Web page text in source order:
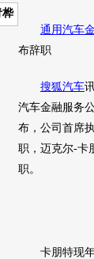
桦
通用汽车
布辞职
搜狐汽车
汽车金融 服务
布，公司首席
职，迈克尔-卡
职。
卡朋特现年